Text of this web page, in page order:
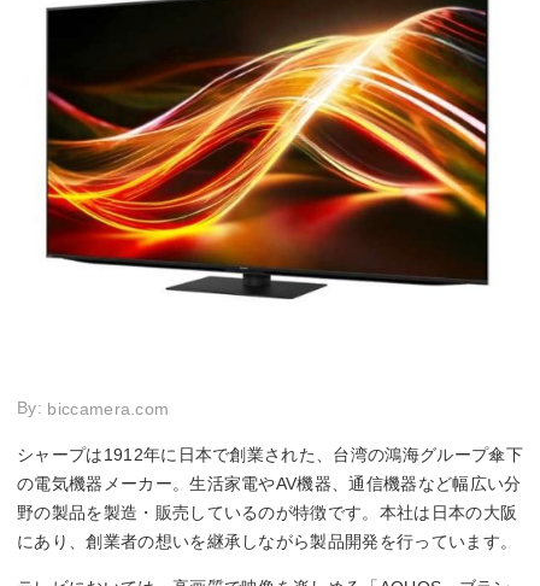
By: biccamera.com
シャープは1912年に日本で創業された、台湾の鴻海グループ傘下
の電気機器メーカー。生活家電やAV機器、通信機器など幅広い分
野の製品を製造・販売しているのが特徴です。本社は日本の大阪
にあり、創業者の想いを継承しながら製品開発を行っています。